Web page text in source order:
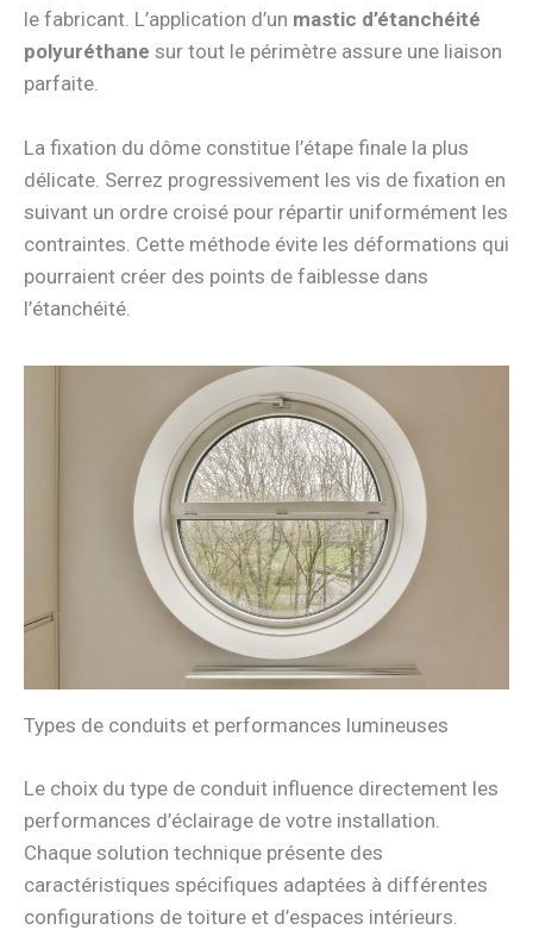
le fabricant. L’application d’un mastic d’étanchéité
polyuréthane sur tout le périmètre assure une liaison
parfaite.
La fixation du dôme constitue l’étape finale la plus
délicate. Serrez progressivement les vis de fixation en
suivant un ordre croisé pour répartir uniformément les
contraintes. Cette méthode évite les déformations qui
pourraient créer des points de faiblesse dans
l’étanchéité.
Types de conduits et performances lumineuses
Le choix du type de conduit influence directement les
performances d’éclairage de votre installation.
Chaque solution technique présente des
caractéristiques spécifiques adaptées à différentes
configurations de toiture et d’espaces intérieurs.